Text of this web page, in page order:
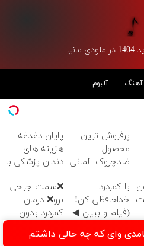
آلبوم
پرفروش ترین
محصول
ضدچروک آلمانی
پایان دغدغه
هزینه های
دندان پزشکی با
کننده خانگی
با کمردرد
خداحافظی کن!
(فیلم و ببین ◀
پرکن)
❌سمت جراحی
نرو❌ درمان
کمردرد بدون
وای که چه حالی داشتم